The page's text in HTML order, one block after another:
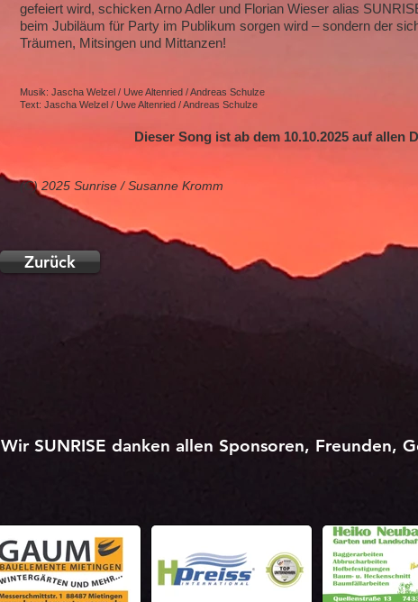
gefeiert wird, schicken Arno Adler und Florian Wieser alias
beim Jubiläum für Party im Publikum sorgen wird – sondern der
Träumen, Mitsingen und Mittanzen!
Musik: Jascha Welzel / Uwe Altenried / Andreas Schulze
Text: Jascha Welzel / Uwe Altenried / Andreas Schulze
Dieser Song ist ab dem 10.10.2025 auf
(C) 2025 Sunrise /Susanne Kromm
Zurück
Wir SUNRISE danken allen Sponsoren, Freunden,